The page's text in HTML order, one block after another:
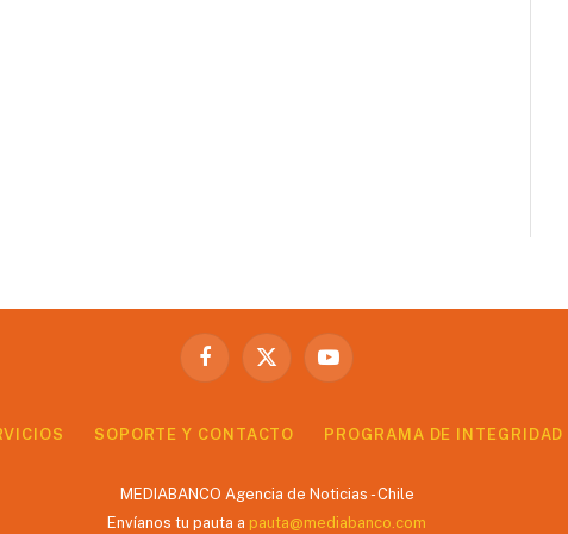
Facebook
X
YouTube
SOPORTE Y CONTACTO PROGRAMA DE INTEGRIDAD
MEDIABANCO Agencia de Noticias - Chile
Envíanos tu pauta a pauta@mediabanco.com